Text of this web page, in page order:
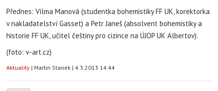
Přednes: Vilma Manová (studentka bohemistiky FF UK, korektorka
v nakladatelství Gasset) a Petr Janeš (absolvent bohemistiky a
historie FF UK, učitel češtiny pro cizince na ÚJOP UK Albertov).
(foto: v-art.cz)
Aktuality | Martin Stanek | 4.3.2013 14:44